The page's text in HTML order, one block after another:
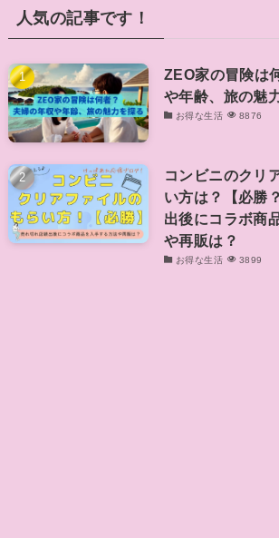
人気の記事です！
ZEO家の冒険は
や年齢、旅の魅
お得な生活 8876
コンビニのクリ
い方は？【必勝
出後にコラボ商
や再販は？
お得な生活 3899